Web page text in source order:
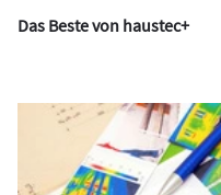
Das Beste von haustec+